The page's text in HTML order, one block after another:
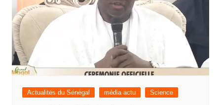
Actualités du Sénégal média actu Science